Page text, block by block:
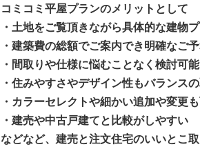
コミコミ平屋プランのメリットとして
・土地をご覧頂きながら具体的な建物
・建築費の総額でご案内でき明確なご
・間取りや仕様に悩むことなく検討可能
・住みやすさやデザイン性もバランス
・カラーセレクトや細かい追加や変更
・建売や中古戸建てと比較がしやすい
などなど、建売と注文住宅のいいとこ